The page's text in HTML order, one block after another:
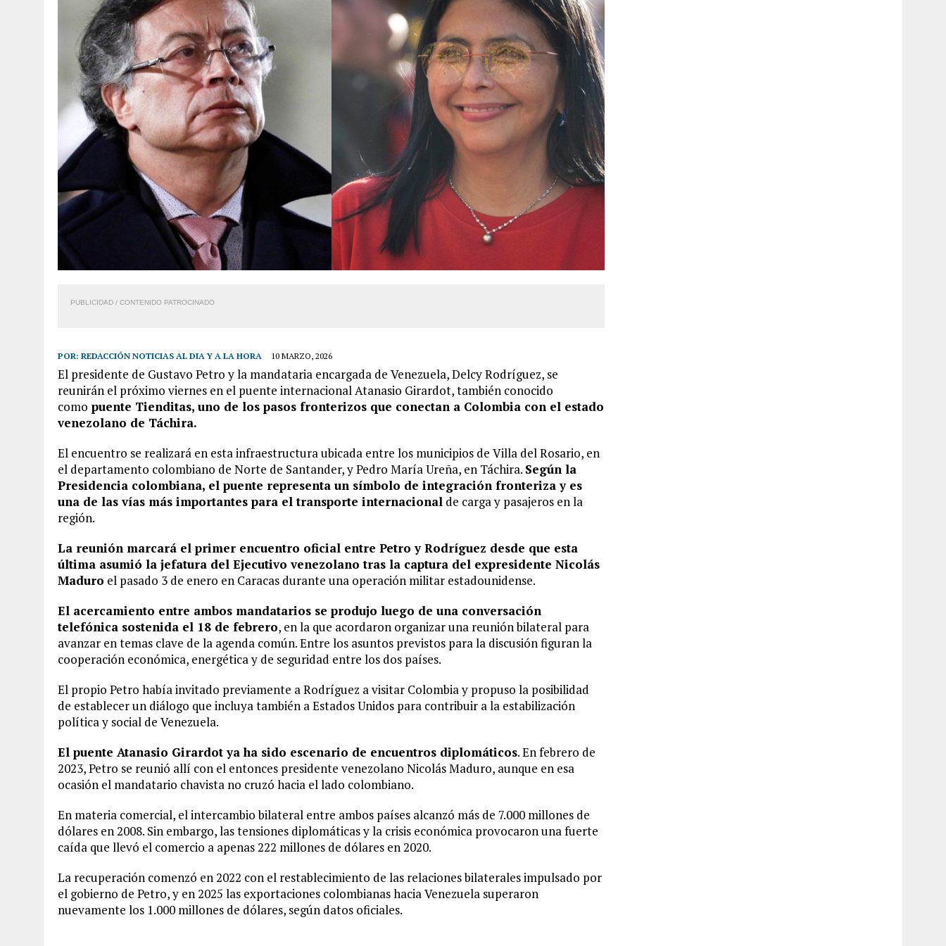
PUBLICIDAD / CONTENIDO PATROCINADO
POR: REDACCIÓN NOTICIAS AL DIA Y A LA HORA 10 MARZO, 2026
El presidente de Gustavo Petro y la mandataria encargada de Venezuela, Delcy Rodríguez, se
reunirán el próximo viernes en el puente internacional Atanasio Girardot, también conocido
como puente Tienditas, uno de los pasos fronterizos que conectan a Colombia con el estado
venezolano de Táchira.
El encuentro se realizará en esta infraestructura ubicada entre los municipios de Villa del Rosario, en
el departamento colombiano de Norte de Santander, y Pedro María Ureña, en Táchira. Según la
Presidencia colombiana, el puente representa un símbolo de integración fronteriza y es
una de las vías más importantes para el transporte internacional de carga y pasajeros en la
región.
La reunión marcará el primer encuentro oficial entre Petro y Rodríguez desde que esta
última asumió la jefatura del Ejecutivo venezolano tras la captura del expresidente Nicolás
Maduro el pasado 3 de enero en Caracas durante una operación militar estadounidense.
El acercamiento entre ambos mandatarios se produjo luego de una conversación
telefónica sostenida el 18 de febrero, en la que acordaron organizar una reunión bilateral para
avanzar en temas clave de la agenda común. Entre los asuntos previstos para la discusión figuran la
cooperación económica, energética y de seguridad entre los dos países.
El propio Petro había invitado previamente a Rodríguez a visitar Colombia y propuso la posibilidad
de establecer un diálogo que incluya también a Estados Unidos para contribuir a la estabilización
política y social de Venezuela.
El puente Atanasio Girardot ya ha sido escenario de encuentros diplomáticos. En febrero de
2023, Petro se reunió allí con el entonces presidente venezolano Nicolás Maduro, aunque en esa
ocasión el mandatario chavista no cruzó hacia el lado colombiano.
En materia comercial, el intercambio bilateral entre ambos países alcanzó más de 7.000 millones de
dólares en 2008. Sin embargo, las tensiones diplomáticas y la crisis económica provocaron una fuerte
caída que llevó el comercio a apenas 222 millones de dólares en 2020.
La recuperación comenzó en 2022 con el restablecimiento de las relaciones bilaterales impulsado por
el gobierno de Petro, y en 2025 las exportaciones colombianas hacia Venezuela superaron
nuevamente los 1.000 millones de dólares, según datos oficiales.